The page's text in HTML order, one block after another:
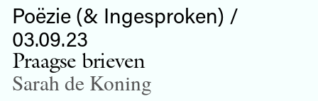
Poëzie (& Ingesproken) /
03.09.23
Praagse brieven
Sarah de Koning